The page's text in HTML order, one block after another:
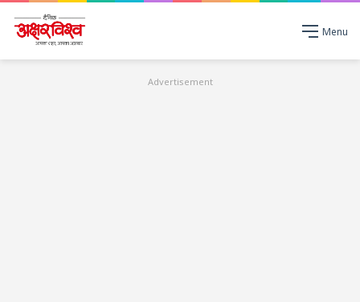
Menu
Advertisement